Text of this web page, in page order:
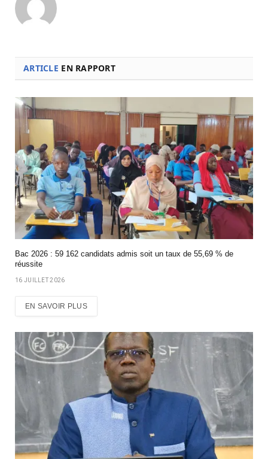
ARTICLE EN RAPPORT
Bac 2026 : 59 162 candidats admis soit un taux de 55,69 % de
réussite
16 JUILLET 2026
EN SAVOIR PLUS